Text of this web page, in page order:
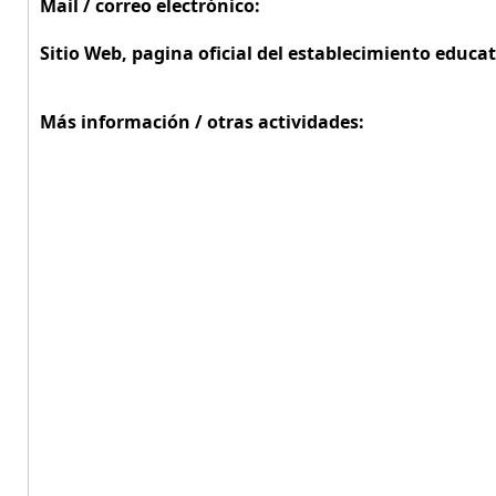
Mail / correo electrónico:
Sitio Web, pagina oficial del establecimiento
Más información / otras actividades: